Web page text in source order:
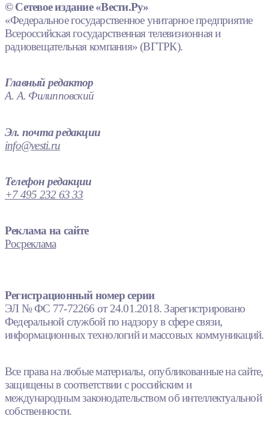
© Сетевое издание «Вести.Ру»
«Федеральное государственное унитарное предприятие
Всероссийская государственная телевизионная и
радиовещательная компания» (ВГТРК).
Главный редактор
А. А. Филипповский
Эл. почта редакции
info@vesti.ru
Телефон редакции
+7 495 232 63 33
Реклама на сайте
Росреклама
Регистрационный номер серии
ЭЛ № ФС 77-72266 от 24.01.2018. Зарегистрировано
Федеральной службой по надзору в сфере связи,
информационных технологий и массовых коммуникаций.
Все права на любые материалы, опубликованные на сайте,
защищены в соответствии с российским и
международным законодательством об интеллектуальной
собственности.